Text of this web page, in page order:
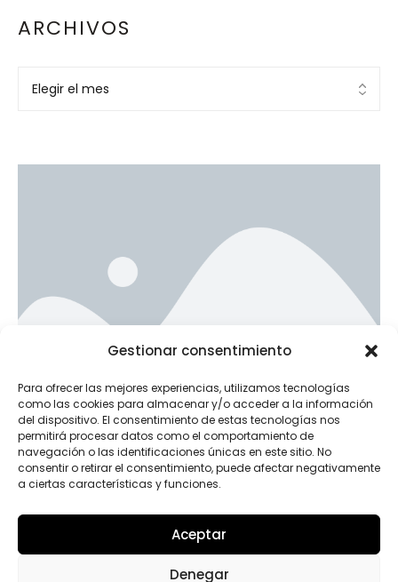
Gestionar consentimiento
Para ofrecer las mejores experiencias, utilizamos tecnologías
como las cookies para almacenar y/o acceder a la información
del dispositivo. El consentimiento de estas tecnologías nos
permitirá procesar datos como el comportamiento de
navegación o las identificaciones únicas en este sitio. No
consentir o retirar el consentimiento, puede afectar negativamente
a ciertas características y funciones.
Aceptar
Denegar
ARCHIVOS
Ad Banner